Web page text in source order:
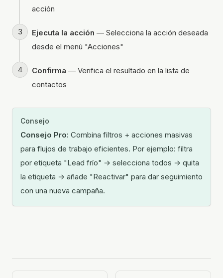
acción
Ejecuta la acción — Selecciona la acción deseada
desde el menú "Acciones"
Confirma — Verifica el resultado en la lista de
contactos
Consejo
Consejo Pro: Combina filtros + acciones masivas
para flujos de trabajo eficientes. Por ejemplo: filtra
por etiqueta "Lead frío" → selecciona todos → quita
la etiqueta → añade "Reactivar" para dar seguimiento
con una nueva campaña.